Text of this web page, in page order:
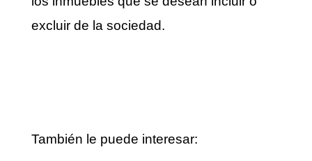
excluir de la sociedad.
También le puede interesar: